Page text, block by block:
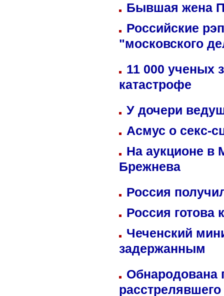
Бывшая жена
Российские
"московского
11 000 ученых
катастрофе
У дочери
Асмус о секс-
На аукционе в
Брежнева
Россия
Россия готова
Чеченский
задержанным
Обнародована